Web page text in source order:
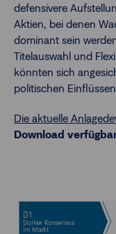
defensivere
Aktien, bei denen
dominant sein
Titelauswahl und
könnten sich
politischen
Die aktuelle
Download